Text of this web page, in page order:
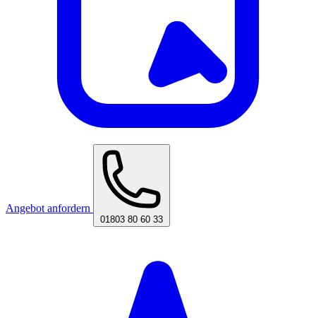
Angebot anfordern
01803 80 60 33